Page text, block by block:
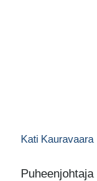
Kati Kauravaara
Puheenjohtaja